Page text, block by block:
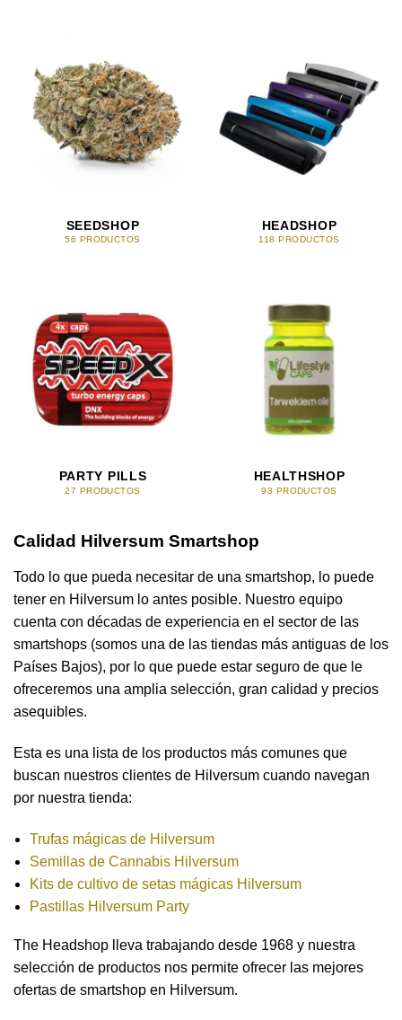
SEEDSHOP
56 PRODUCTOS
HEADSHOP
118 PRODUCTOS
PARTY PILLS
27 PRODUCTOS
HEALTHSHOP
93 PRODUCTOS
Calidad Hilversum Smartshop
Todo lo que pueda necesitar de una smartshop, lo puede
tener en Hilversum lo antes posible. Nuestro equipo
cuenta con décadas de experiencia en el sector de las
smartshops (somos una de las tiendas más antiguas de los
Países Bajos), por lo que puede estar seguro de que le
ofreceremos una amplia selección, gran calidad y precios
asequibles.
Esta es una lista de los productos más comunes que
buscan nuestros clientes de Hilversum cuando navegan
por nuestra tienda:
Trufas mágicas de Hilversum
Semillas de Cannabis Hilversum
Kits de cultivo de setas mágicas Hilversum
Pastillas Hilversum Party
The Headshop lleva trabajando desde 1968 y nuestra
selección de productos nos permite ofrecer las mejores
ofertas de smartshop en Hilversum.